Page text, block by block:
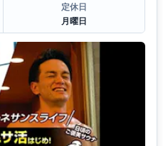
定休日
月曜日